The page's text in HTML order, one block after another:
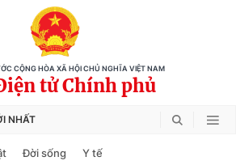
CỘNG HÒA XÃ HỘI CHỦ NGHĨA VIỆT NAM
tử Chính phủ
NHẤT
Đời sống Y tế